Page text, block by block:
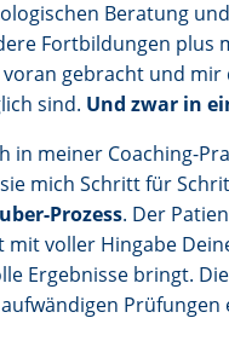
Beratung
Fortbildungen
gebracht und mir
sind. Und zwar in
in meiner Coaching-
mich Schritt für
Prozess. Der
voller Hingabe
Ergebnisse bringt.
Prüfungen